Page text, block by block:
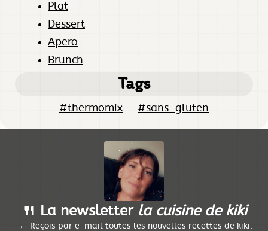
Plat
Dessert
Apero
Brunch
Tags
#thermomix #sans_gluten
🍴 La newsletter la cuisine de kiki
Reçois par e-mail toutes les nouvelles recettes de kiki.